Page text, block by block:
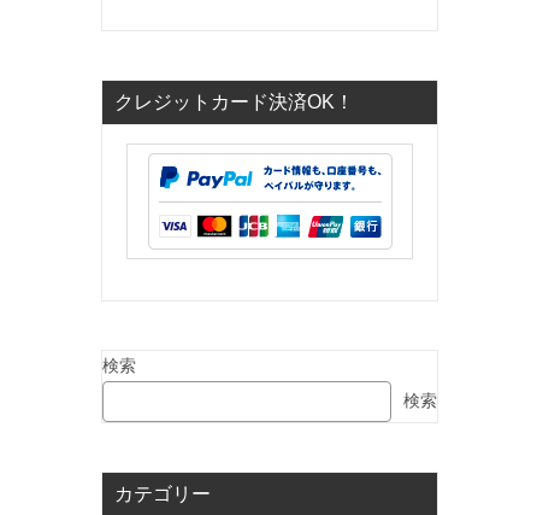
クレジットカード決済OK！
検索
検索
カテゴリー